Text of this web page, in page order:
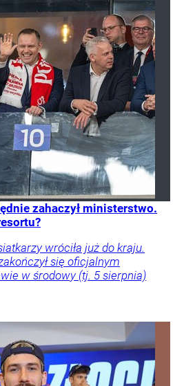
zahaczył ministerstwo.
wróciła już do kraju.
się oficjalnym
w środowy (tj. 5 sierpnia)